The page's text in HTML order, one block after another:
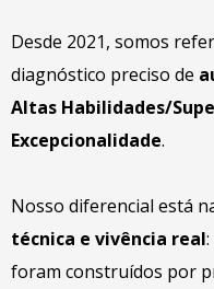
Desde 2021, somos
diagnóstico preciso de
Altas Habilidades/
Excepcionalidade.
Nosso diferencial está
técnica e vivência real
foram construídos por